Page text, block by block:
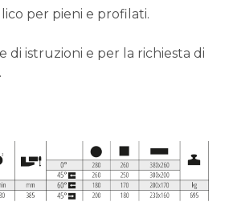
per pieni e profilati.
di istruzioni e per la richiesta di